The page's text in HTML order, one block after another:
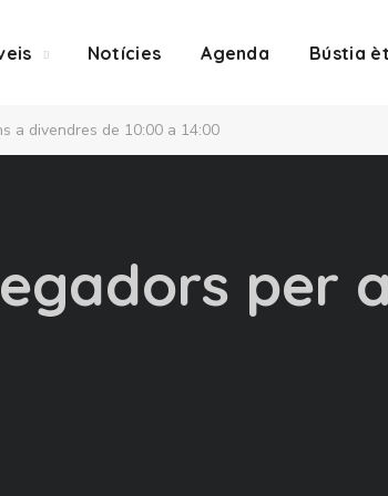
Notícies Agenda Bústia
a divendres de 10:00 a 14:00
per a